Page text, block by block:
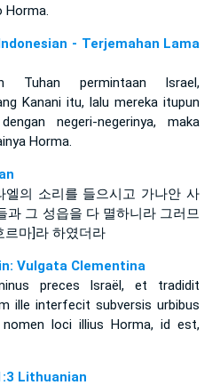
Horma.
- Terjemahan Lama
Tuhan permintaan Israel,
Kanani itu, lalu mereka itupun
negeri-negerinya, maka
Horma.
엘의 소리를 들으시고 가나안 사
과 그 성읍을 다 멸하니라 그러므
르마]라 하였더라
Vulgata Clementina
preces Israël, et tradidit
ille interfecit subversis urbibus
loci illius Horma, id est,
Lithuanian